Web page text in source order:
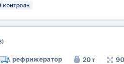
контроль
рефрижератор 20 т